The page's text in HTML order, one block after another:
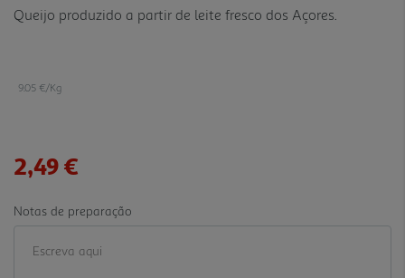
Link
para
Queijo produzido a partir de leite fresco dos Açores.
9.05 €/Kg
2,49 €
Notas de preparação